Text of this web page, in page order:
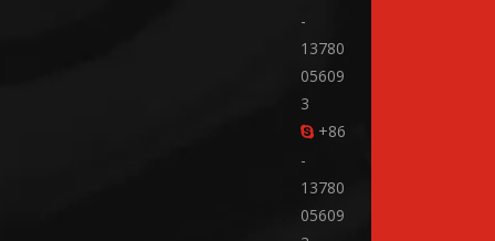
-
13780
05609
3
 +86
-
13780
05609